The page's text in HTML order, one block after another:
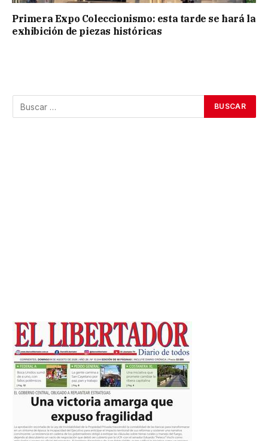
Primera Expo Coleccionismo: esta tarde se hará la
exhibición de piezas históricas